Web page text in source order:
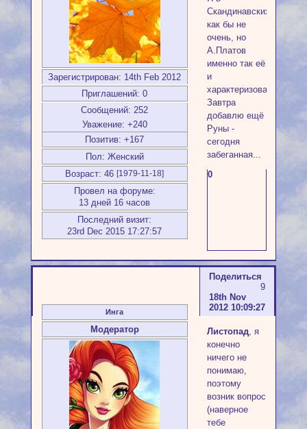
Зарегистрирован: 14th Feb 2012
Приглашений: 0
Сообщений: 252
Уважение: +240
Позитив: +167
Пол: Женский
Возраст: 46 [1979-11-18]
Провел на форуме:
13 дней 16 часов
Последний визит:
23rd Dec 2015 17:27:57
Скандинавских
как бы не
очень, но
А.Платов
именно так её
и
характеризовал!
Завтра
добавлю ещё
Руны -
сегодня
забеганная...
0
Поделиться
9
18th Nov
2012 10:09:27
Инга
Модератор Листопад, я
конечно
ничего не
понимаю,
поэтому
возник вопрос
(наверное
тебе